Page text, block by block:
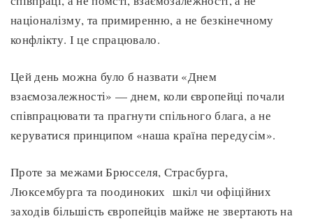
націоналізму, та примиренню, а не безкінечному
конфлікту. І це спрацювало.
Цей день можна було б назвати «Днем
взаємозалежності» — днем, коли європейці почали
співпрацювати та прагнути спільного блага, а не
керуватися принципом «наша країна передусім».
Проте за межами Брюсселя, Страсбурга,
Люксембурга та поодиноких шкіл чи офіційних
заходів більшість європейців майже не звертають на